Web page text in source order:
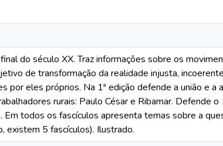
do século XX. Traz informações sobre os
de transformação da realidade injusta,
por eles próprios. Na 1ª edição defende a união e a
rurais: Paulo César e Ribamar. Defende o
todos os fascículos apresenta temas sobre a
existem 5 fascículos). Ilustrado.